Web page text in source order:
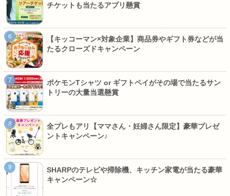
チケットも当たるアプリ懸賞
【キッコーマン×対象企業】商品券やギフト券などが当
たるクローズドキャンペーン
ポケモンTシャツ or ギフトペイがその場で当たるサン
トリーの大量当選懸賞
全プレもアリ【ママさん・妊婦さん限定】豪華プレゼ
ントキャンペーン♪
SHARPのテレビや掃除機、キッチン家電が当たる豪華
キャンペーン☆